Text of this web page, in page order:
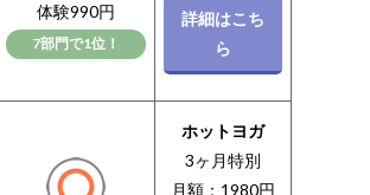
体験990円
7部門で1位！
詳細はこち
ら
ホットヨガ
3ヶ月特別
月額：1980円